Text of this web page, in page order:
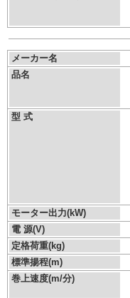
メーカー名
品名
型 式
モーター出力(kW)
電 源(V)
定格荷重(kg)
標準揚程(m)
巻上速度(m/分)